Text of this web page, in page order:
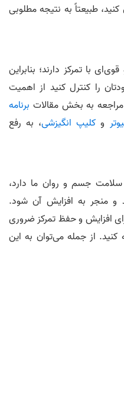
طبیعتاً به نتیجه مطلوبی
با تمرکز دارند؛ بنابراین
را کنترل کنید از اهمیت
مراجعه به بخش مقالات برنامه
و کلیپ انگیزشی‌، به رفع
جسم و روان ما دارد،
و منجر به افزایش آن شود.
افزایش و حفظ تمرکز ضروری
از جمله می‌توان به این